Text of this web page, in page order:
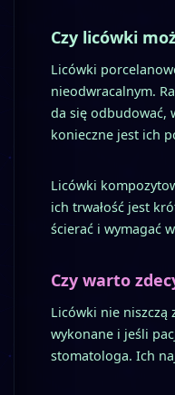
Czy licówki
Licówki
nieodwracalnym.
da się odbudować,
konieczne jest ich
Licówki
ich trwałość jest
ścierać i wymagać
Czy warto
Licówki nie niszczą
wykonane i jeśli
stomatologa. Ich